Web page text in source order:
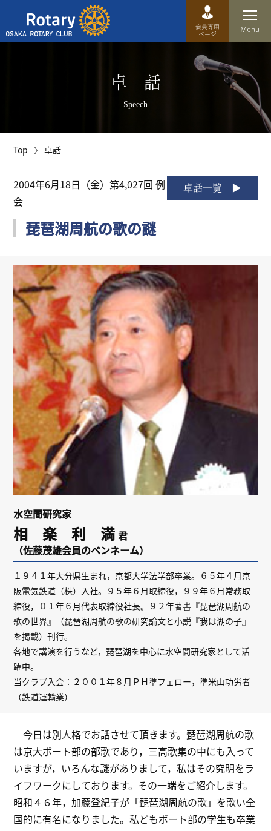
運営方針
歴史
特徴
リンク
会員専用ページ
English
卓 話
Speech
Top 卓話
卓話一覧
2004年6月18日（金）第4,027回 例
会
琵琶湖周航の歌の謎
水空間研究家
相 楽 利 満君
（佐藤茂雄会員のペンネーム）
１９４１年大分県生まれ，京都大学法学部卒業。６５年４月京
阪電気鉄道（株）入社。９５年６月取締役，９９年６月常務取
締役，０１年６月代表取締役社長。９２年著書『琵琶湖周航の
歌の世界』（琵琶湖周航の歌の研究論文と小説『我は湖の子』
を掲載）刊行。
各地で講演を行うなど，琵琶湖を中心に水空間研究家として活
躍中。
当クラブ入会：２００１年８月ＰＨ準フェロー，準米山功労者
（鉄道運輸業）
今日は別人格でお話させて頂きます。琵琶湖周航の歌
は京大ボート部の部歌であり，三高歌集の中にも入って
いますが，いろんな謎がありまして，私はその究明をラ
イフワークにしております。その一端をご紹介します。
昭和４６年，加藤登紀子が「琵琶湖周航の歌」を歌い全
国的に有名になりました。私どもボート部の学生も卒業